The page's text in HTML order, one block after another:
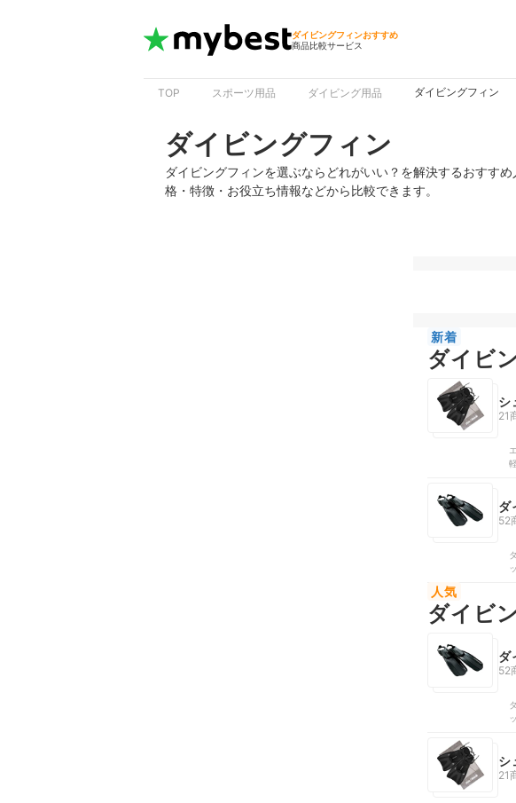
ダイビングフィンおすすめ
商品比較サービス
TOP スポーツ用品 ダイビング用品 ダイビングフィン
ダイビングフィン
ダイビングフィンを選ぶならどれがいい？を解決するおすす
格・特徴・お役立ち情報などから比較できます。
新着
ダイビ
シ
21
ダ
52
人気
ダイビ
ダ
52
シ
21